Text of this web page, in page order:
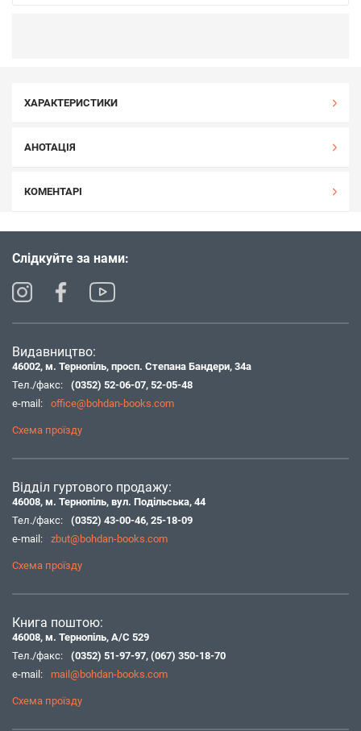
ХАРАКТЕРИСТИКИ
АНОТАЦІЯ
КОМЕНТАРІ
Слідкуйте за нами:
Видавництво:
46002, м. Тернопіль, просп. Степана Бандери, 34а
Тел./факс:
(0352) 52-06-07, 52-05-48
e-mail:
office@bohdan-books.com
Схема проїзду
Відділ гуртового продажу:
46008, м. Тернопіль, вул. Подільська, 44
Тел./факс:
(0352) 43-00-46, 25-18-09
e-mail:
zbut@bohdan-books.com
Схема проїзду
Книга поштою:
46008, м. Тернопіль, А/С 529
Тел./факс:
(0352) 51-97-97, (067) 350-18-70
e-mail:
mail@bohdan-books.com
Схема проїзду